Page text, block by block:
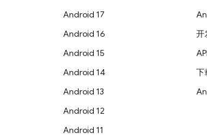
Android 17
Android 16
Android 15
Android 14
Android 13
Android 12
Android 11
开
下